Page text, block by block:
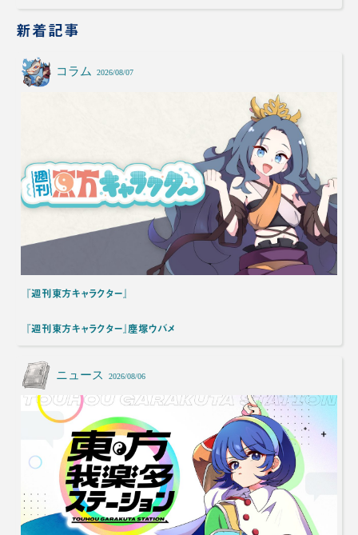
新着記事
コラム 2026/08/07
『週刊東方キャラクター』
『週刊東方キャラクター』塵塚ウバメ
ニュース 2026/08/06